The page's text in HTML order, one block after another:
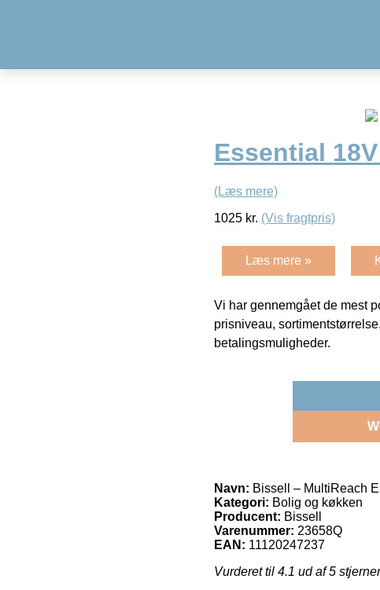
Essential
(Læs mere)
1025 kr. (Vis fragtpris)
Læs mere »
Vi har gennemgået de mest
prisniveau,
betalingsmuligheder.
Navn: Bissell – MultiReach
Kategori: Bolig og køkken
Producent: Bissell
Varenummer: 23658Q
EAN: 11120247237
Vurderet til 4.1 ud af 5